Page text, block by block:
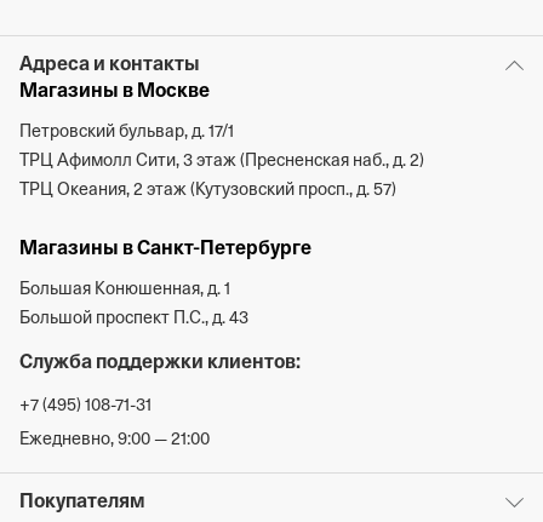
Адреса и контакты
Магазины в Москве
Петровский бульвар, д. 17/1
ТРЦ Афимолл Сити, 3 этаж (Пресненская наб., д. 2)
ТРЦ Океания, 2 этаж (Кутузовский просп., д. 57)
Магазины в Санкт-Петербурге
Большая Конюшенная, д. 1
Большой проспект П.С., д. 43
Служба поддержки клиентов:
+7 (495) 108-71-31
Ежедневно, 9:00 — 21:00
Покупателям